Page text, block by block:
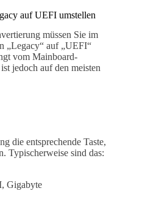
auf UEFI umstellen
müssen Sie im
„Legacy“ auf „UEFI“
vom Mainboard-
jedoch auf den meisten
die entsprechende Taste,
Typischerweise sind das:
Gigabyte